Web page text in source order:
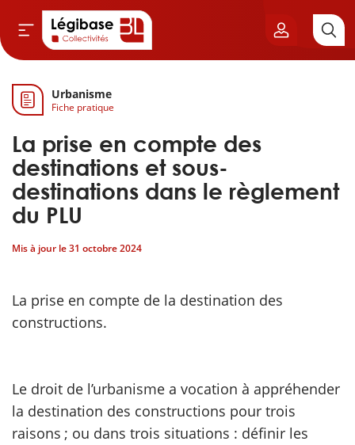
& Cimetières
& Élu local
& Finances locales
publique
Urbanisme
Fiche pratique
La prise en compte des
destinations et sous-
destinations dans le règlement
du PLU
Mis à jour le31 octobre 2024
La prise en compte de la destination des
constructions.
Le droit de l’urbanisme a vocation à appréhender
la destination des constructions pour trois
raisons ; ou dans trois situations : définir les